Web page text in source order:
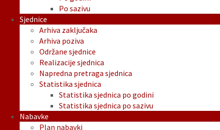
Po sazivu
Sjednice
Arhiva zaključaka
Arhiva poziva
Održane sjednice
Realizacije sjednica
Napredna pretraga sjednica
Statistika sjednica
Statistika sjednica po godini
Statistika sjednica po sazivu
Nabavke
Plan nabavki